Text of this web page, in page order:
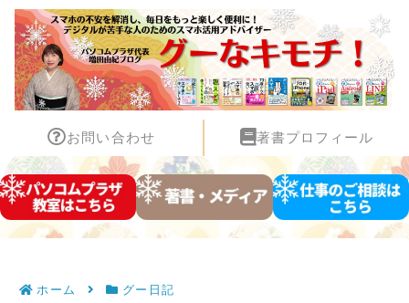
お問い合わせ 著書プロフィール
ホーム グー日記